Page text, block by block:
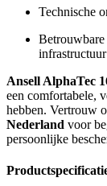
Technische
Betrouwbare
infrastructuur
Ansell AlphaTec
een comfortabele,
hebben. Vertrouw
Nederland voor
persoonlijke